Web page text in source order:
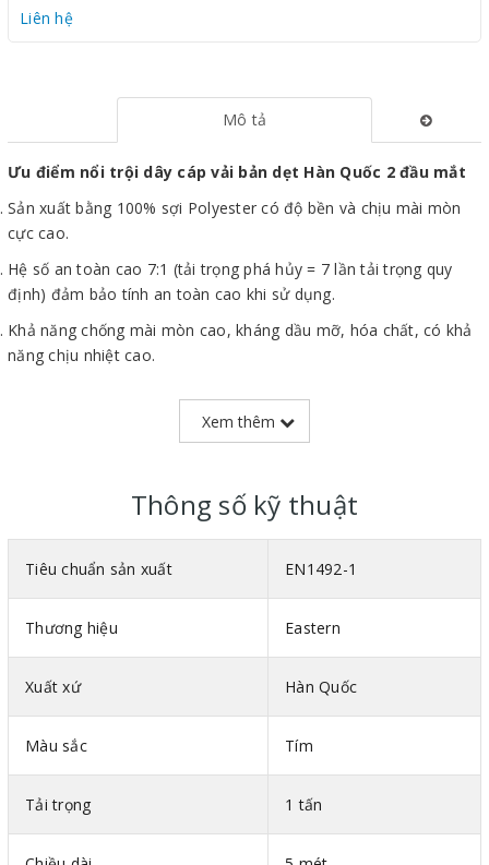
Liên hệ
Mô tả
Ưu điểm nổi trội dây cáp vải bản dẹt Hàn Quốc 2 đầu mắt
Sản xuất bằng 100% sợi Polyester có độ bền và chịu mài mòn
cực cao.
Hệ số an toàn cao 7:1 (tải trọng phá hủy = 7 lần tải trọng quy
định) đảm bảo tính an toàn cao khi sử dụng.
Khả năng chống mài mòn cao, kháng dầu mỡ, hóa chất, có khả
năng chịu nhiệt cao.
Có độ nhám trên bề mặt giúp chống trơn, trượt cực tốt.
Xem thêm
Thông số kỹ thuật
Tiêu chuẩn sản xuất EN1492-1
Thương hiệu Eastern
Xuất xứ Hàn Quốc
Màu sắc Tím
Tải trọng 1 tấn